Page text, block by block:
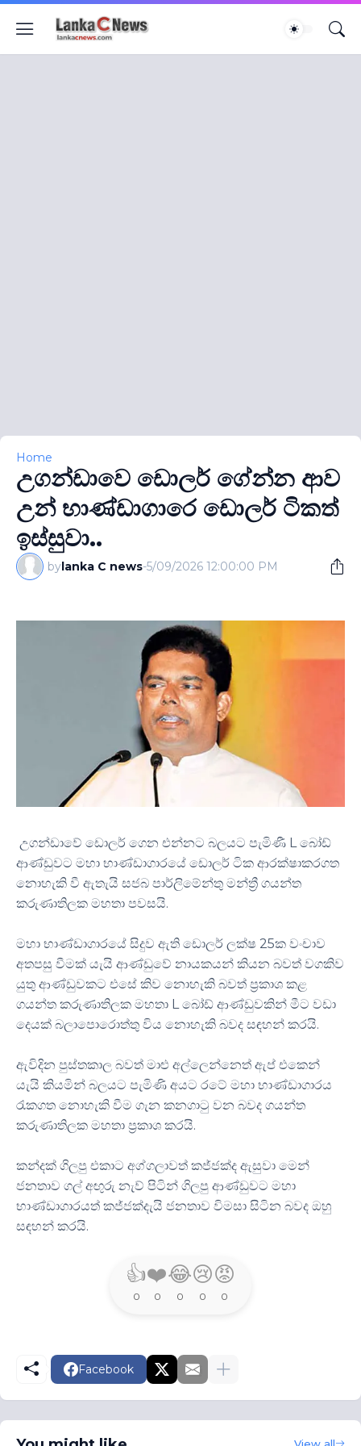
Home
උගන්ඩාවෙ ඩොලර් ගේන්න ආව
උන් භාණ්ඩාගාරෙ ඩොලර් ටිකත්
ඉස්සුවා..
bylanka C news-5/09/2026 12:00:00 PM
උගන්ඩාවේ ඩොලර් ගෙන එන්නට බලයට පැමිණී L බෝඩ්
ආණ්ඩුවට මහා භාණ්ඩාගාරයේ ඩොලර් ටික ආරක්ෂාකරගත
නොහැකි වී ඇතැයි සජබ පාර්ලිමේන්තු මන්ත්‍රී ගයන්ත
කරුණාතිලක මහතා පවසයි.
මහා භාණ්ඩාගාරයේ සිදුව ඇති ඩොලර් ලක්ෂ 25ක වංචාව
අතපසු වීමක් යැයි ආණ්ඩුවේ නායකයන් කියන බවත් වගකිව
යුතු ආණ්ඩුවකට එසේ කිව නොහැකි බවත් ප්‍රකාශ කළ
ගයන්ත කරුණාතිලක මහතා L බෝඩ් ආණ්ඩුවකින් මීට වඩා
දෙයක් බලාපොරොත්තු විය නොහැකි බවද සඳහන් කරයි.
ඇවිදින පුස්තකාල බවත් මාළු අල්ලෙන්නෙත් ඇප් එකෙන්
යැයි කියමින් බලයට පැමිණි අයට රටේ මහා භාණ්ඩාගාරය
රැකගත නොහැකි වීම ගැන කනගාටු වන බවද ගයන්ත
කරුණාතිලක මහතා ප්‍රකාශ කරයි.
කන්දක් ගිලපු එකාට අග්ගලාවත් කජ්ජක්ද ඇසුවා මෙන්
ජනතාව ගල් අඟුරු නැව් පිටින් ගිලපු ආණ්ඩුවට මහා
භාණ්ඩාගාරයත් කජ්ජක්දැයි ජනතාව විමසා සිටින බවද ඔහු
සඳහන් කරයි.
👍
0
❤️
0
😂
0
😢
0
😡
0
Facebook